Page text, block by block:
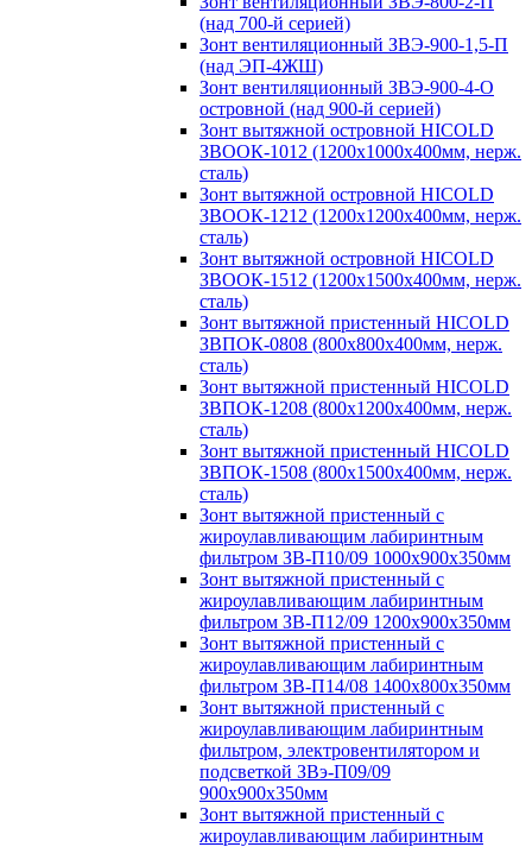
(над 700-й серией)
Зонт вентиляционный ЗВЭ-900-1,5-П
(над ЭП-4ЖШ)
Зонт вентиляционный ЗВЭ-900-4-О
островной (над 900-й серией)
Зонт вытяжной островной HICOLD
ЗВООК-1012 (1200х1000х400мм, нерж.
сталь)
Зонт вытяжной островной HICOLD
ЗВООК-1212 (1200x1200x400мм, нерж.
сталь)
Зонт вытяжной островной HICOLD
ЗВООК-1512 (1200х1500х400мм, нерж.
сталь)
Зонт вытяжной пристенный HICOLD
ЗВПОК-0808 (800х800х400мм, нерж.
сталь)
Зонт вытяжной пристенный HICOLD
ЗВПОК-1208 (800х1200х400мм, нерж.
сталь)
Зонт вытяжной пристенный HICOLD
ЗВПОК-1508 (800х1500х400мм, нерж.
сталь)
Зонт вытяжной пристенный с
жироулавливающим лабиринтным
фильтром ЗВ-П10/09 1000х900х350мм
Зонт вытяжной пристенный с
жироулавливающим лабиринтным
фильтром ЗВ-П12/09 1200х900х350мм
Зонт вытяжной пристенный с
жироулавливающим лабиринтным
фильтром ЗВ-П14/08 1400х800х350мм
Зонт вытяжной пристенный с
жироулавливающим лабиринтным
фильтром, электровентилятором и
подсветкой ЗВэ-П09/09
900х900х350мм
Зонт вытяжной пристенный с
жироулавливающим лабиринтным